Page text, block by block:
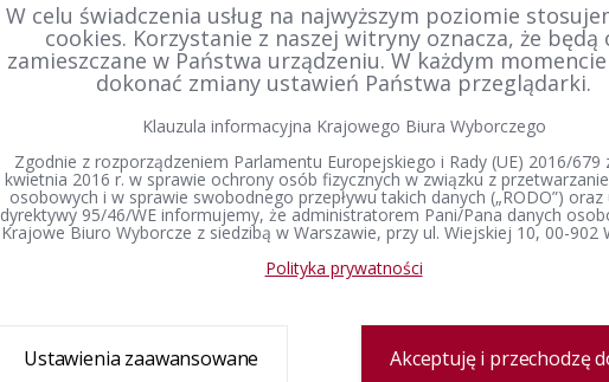
Delegatura
Zespół delegatury
Sprawozdanie finansowe
Prawo wyborcze
Konstytucja Rzeczypospolitej Polskiej​
Kodeks wyborczy
Ustawa o referendum ogólnokrajowym
Ustawa o partiach politycznych
Wyjaśnienia, stanowiska i
komunikaty
Wyroki i postanowienia sądów
Wybory i referenda
Wybory Prezydenta
Polskiej
Wybory do
Wybory
lokalne
Referenda
Rejestr wyborców
Informacje prasowe
W celu świadczenia usług na najwyższym poziomie
cookies. Korzystanie z naszej witryny oznacza, że będą
zamieszczane w Państwa urządzeniu. W każdym
dokonać zmiany ustawień Państwa przeglądarki.
Klauzula informacyjna Krajowego Biura Wyborczego
Zgodnie z rozporządzeniem Parlamentu Europejskiego i Rady (UE) 2016/679
kwietnia 2016 r. w sprawie ochrony osób fizycznych w związku z
osobowych i w sprawie swobodnego przepływu takich danych („RODO”) oraz
dyrektywy 95/46/WE informujemy, że administratorem Pani/Pana danych
Krajowe Biuro Wyborcze z siedzibą w Warszawie, przy ul. Wiejskiej 10, 00-902
Polityka prywatności
Ustawienia zaawansowane Akceptuję i przechodzę